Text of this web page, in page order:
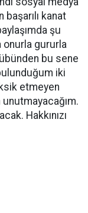
kanat
şu
onurla gururla
bu sene
iki
etmeyen
Hakkınızı